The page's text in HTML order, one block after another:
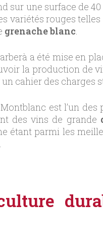
sur une surface de
variétés rouges telles
grenache blanc.
a été mise en
la production de
cahier des charges
est l’un
des vins de grande
étant parmi les